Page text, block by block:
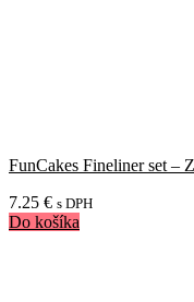
FunCakes Fineliner set –
7.25 € s DPH
Do košíka